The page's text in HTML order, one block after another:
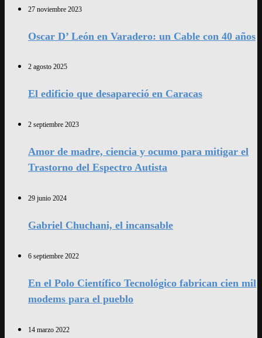
27 noviembre 2023
Oscar D’ León en Varadero: un Cable con 40 años
2 agosto 2025
El edificio que desapareció en Caracas
2 septiembre 2023
Amor de madre, ciencia y ocumo para mitigar el
Trastorno del Espectro Autista
29 junio 2024
Gabriel Chuchani, el incansable
6 septiembre 2022
En el Polo Científico Tecnológico fabrican cien mil
modems para el pueblo
14 marzo 2022